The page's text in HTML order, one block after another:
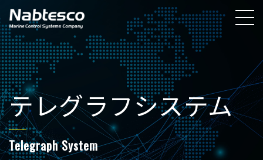
テレグラフシステム
Telegraph System